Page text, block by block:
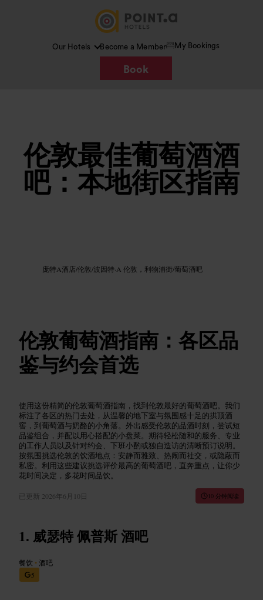
Our Hotels Become a Member My Bookings
Book
伦敦最佳葡萄酒酒
吧：本地街区指南
庞特A酒店/伦敦/波因特·A 伦敦，利物浦街/葡萄酒吧
伦敦葡萄酒指南：各区品
鉴与约会首选
使用这份精简的伦敦葡萄酒指南，找到伦敦最好的葡萄酒吧。我们
标注了各区的热门去处，从温馨的地下室与氛围感十足的拱顶酒
窖，到葡萄酒与奶酪的小角落。外出感受伦敦的品酒时刻，尝试短
品鉴组合，并配以用心搭配的小盘菜。期待轻松随和的服务、专业
的工作人员以及针对约会、下班小酌或独自造访的清晰预订说明。
按氛围挑选伦敦的饮酒地点：安静而雅致、热闹而社交，或隐蔽而
私密。利用这些建议挑选评价最高的葡萄酒吧，直奔重点，让你少
花时间决定，多花时间品饮。
已更新 2026年6月10日 10 分钟阅读
威瑟特 佩普斯 酒吧
餐饮 •酒吧
5